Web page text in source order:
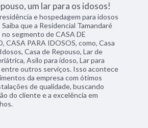
um lar para os idosos!
e hospedagem para idosos
que a Residencial Tamandaré
segmento de CASA DE
CASA PARA IDOSOS, como, Casa
Casa de Repouso, Lar de
Asilo para idoso, Lar para
entre outros serviços. Isso acontece
da empresa com ótimos
de qualidade, buscando
do cliente e a excelência em